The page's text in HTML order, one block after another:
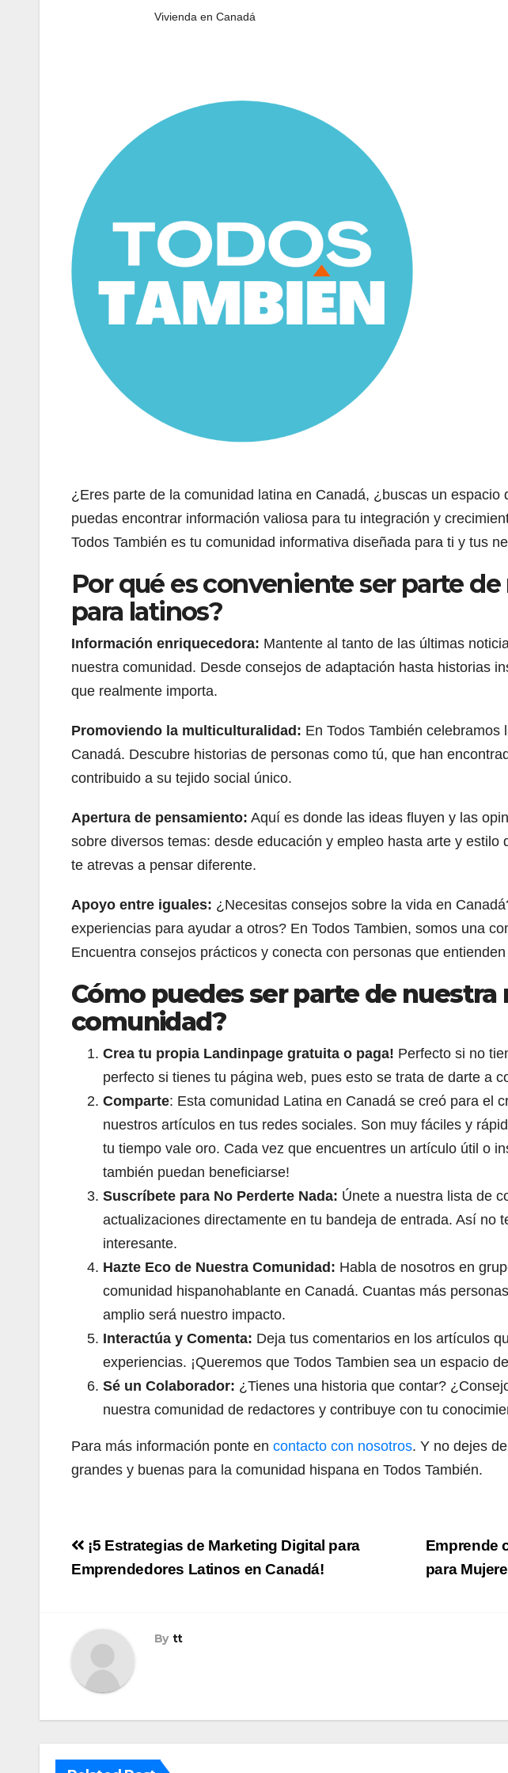
Vivienda en Canadá
¿Eres parte de la comunidad latina en Canadá, ¿buscas un
puedas encontrar información valiosa para tu integración y
Todos También es tu comunidad informativa diseñada para ti y tus
Por qué es conveniente ser parte
para latinos?
Información enriquecedora: Mantente al tanto de las últimas
nuestra comunidad. Desde consejos de adaptación hasta historias
que realmente importa.
Promoviendo la multiculturalidad: En Todos También
Canadá. Descubre historias de personas como tú, que han
contribuido a su tejido social único.
Apertura de pensamiento: Aquí es donde las ideas fluyen y las
sobre diversos temas: desde educación y empleo hasta arte y estilo
te atrevas a pensar diferente.
Apoyo entre iguales: ¿Necesitas consejos sobre la vida en
experiencias para ayudar a otros? En Todos Tambien, somos una
Encuentra consejos prácticos y conecta con personas que
Cómo puedes ser parte de nuestra
comunidad?
Crea tu propia Landinpage gratuita o paga! Perfecto si no
perfecto si tienes tu página web, pues esto se trata de darte a
Comparte: Esta comunidad Latina en Canadá se creó para el
nuestros artículos en tus redes sociales. Son muy fáciles y
tu tiempo vale oro. Cada vez que encuentres un artículo útil o
también puedan beneficiarse!
Suscríbete para No Perderte Nada: Únete a nuestra lista de
actualizaciones directamente en tu bandeja de entrada. Así no
interesante.
Hazte Eco de Nuestra Comunidad: Habla de nosotros en
comunidad hispanohablante en Canadá. Cuantas más
amplio será nuestro impacto.
Interactúa y Comenta: Deja tus comentarios en los artículos
experiencias. ¡Queremos que Todos Tambien sea un espacio
Sé un Colaborador: ¿Tienes una historia que contar?
nuestra comunidad de redactores y contribuye con tu
Para más información ponte en contacto con nosotros. Y no dejes
grandes y buenas para la comunidad hispana en Todos También.
Navegación
de
Emprende
para
¡5 Estrategias de Marketing Digital para
Emprendedores Latinos en Canadá!
By tt